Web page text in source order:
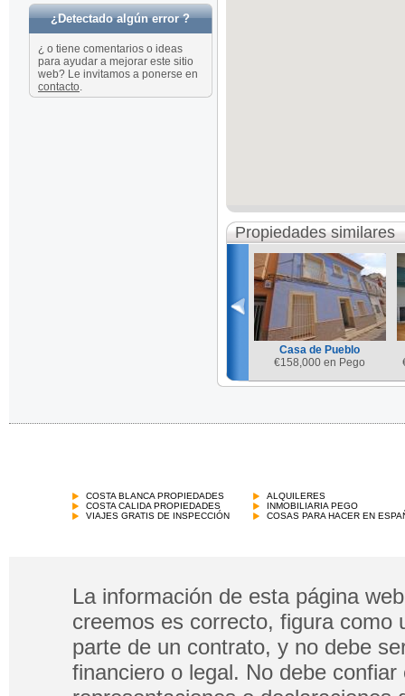
¿Detectado algún error ?
¿ o tiene comentarios o ideas
para ayudar a mejorar este sitio
web? Le invitamos a ponerse en
contacto.
Propiedades similares
Casa de Pueblo
€158,000 en Pego
COSTA BLANCA PROPIEDADES
COSTA CALIDA PROPIEDADES
VIAJES GRATIS DE INSPECCIÓN
ALQUILERES
INMOBILIARIA PEGO
COSAS PARA HACER EN
La información de esta página
creemos es correcto, figura como
parte de un contrato, y no debe
financiero o legal. No debe